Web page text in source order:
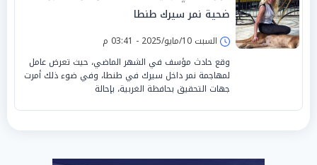
ضحية نمر سيرك طنطا
السبت 10/مايو/2025 - 03:41 م
وقع حادث مؤسف في الشهر الماضي، حيث تعرض عامل
لمهاجمة نمر داخل سيرك في طنطا، وفي ضوء ذلك أمرت
جهات التحقيق بحافظة الغربية، بإحالة